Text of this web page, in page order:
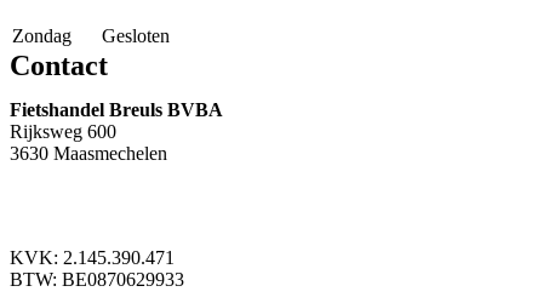
Zondag Gesloten
Contact
Fietshandel Breuls BVBA
Rijksweg 600
3630 Maasmechelen
KVK: 2.145.390.471
BTW: BE0870629933